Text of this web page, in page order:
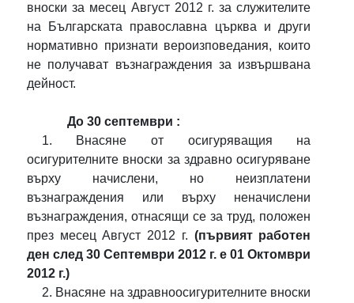
вноски за месец Август 2012 г. за служителите
на Българската православна църква и други
нормативно признати вероизповедания, които
не получават възнаграждения за извършвана
дейност.
До 30 септември :
1. Внасяне от осигуряващия на
осигурителните вноски за здравно осигуряване
върху начислени, но неизплатени
възнаграждения или върху неначислени
възнаграждения, отнасящи се за труд, положен
през месец Август 2012 г. (първият работен
ден след 30 Септември 2012 г. е 01 Октомври
2012 г.)
2. Внасяне на здравноосигурителните вноски